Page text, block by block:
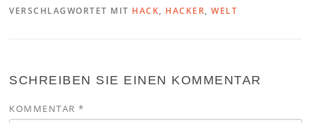
VERSCHLAGWORTET MIT HACK, HACKER,WELT
SCHREIBEN SIE EINEN KOMMENTAR
KOMMENTAR*